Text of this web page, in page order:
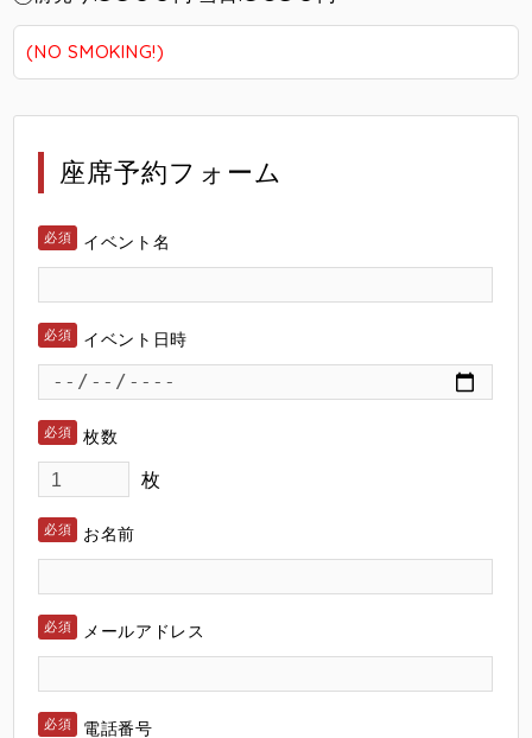
(NO SMOKING!)
座席予約フォーム
イベント名
イベント日時
枚数
枚
お名前
メールアドレス
電話番号